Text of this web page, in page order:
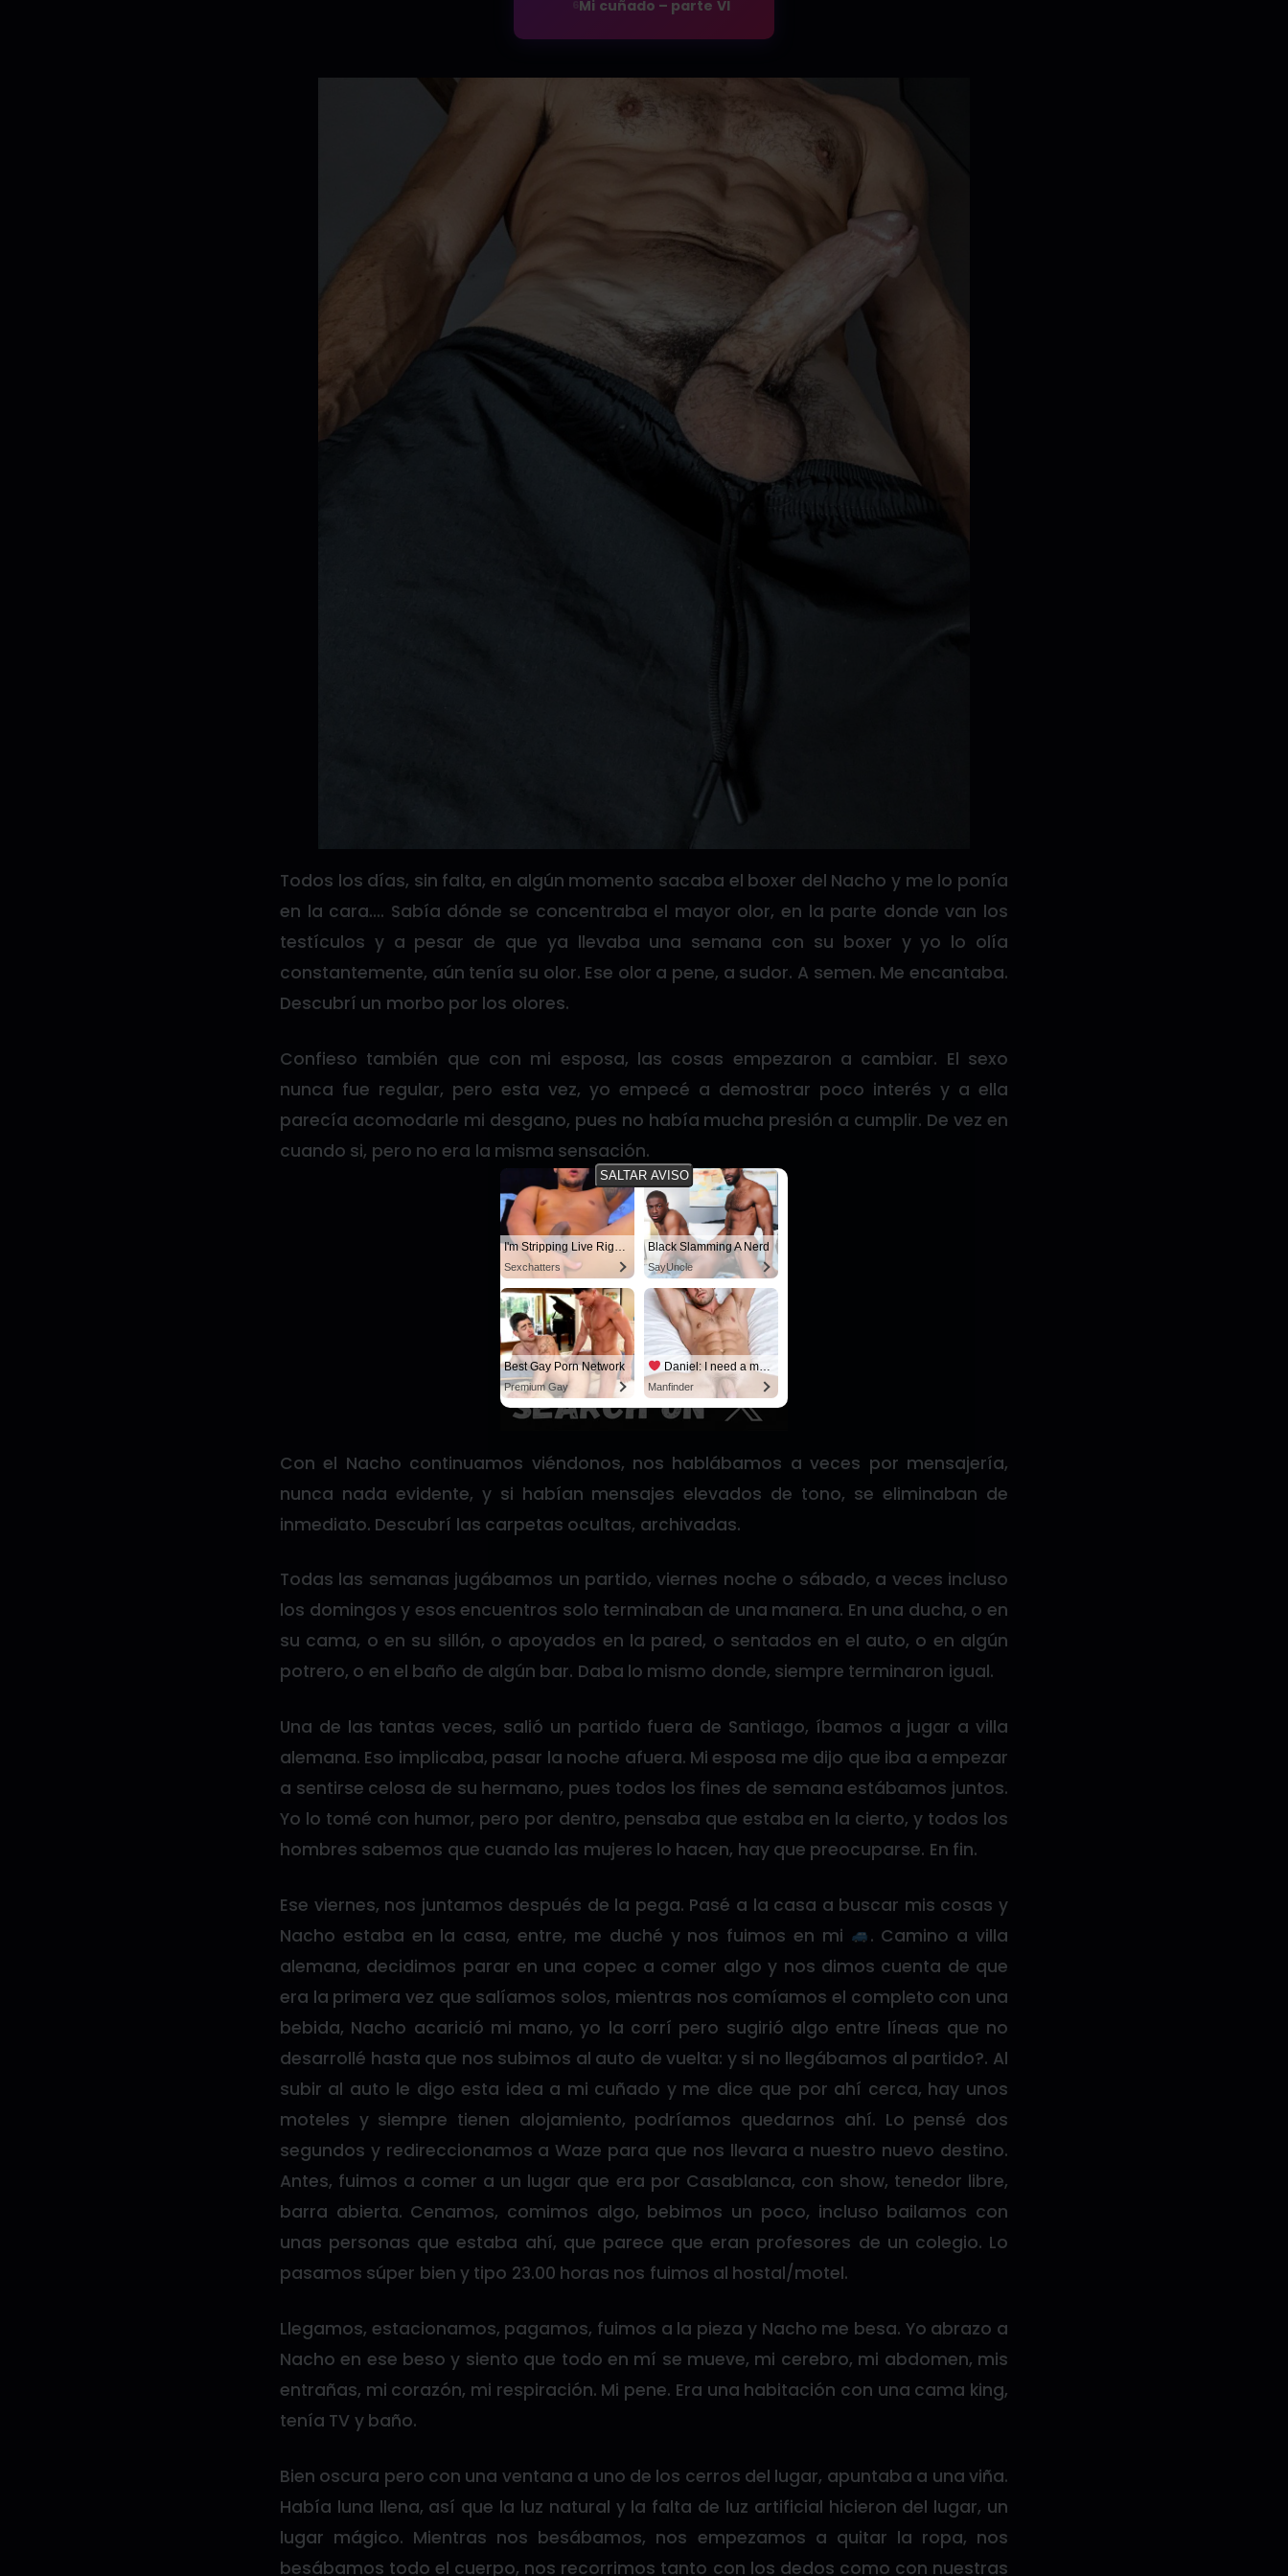
Mi cuñado – parte VI
Todos los días, sin falta, en algún momento sacaba el boxer del Nacho y me lo ponía
en la cara…. Sabía dónde se concentraba el mayor olor, en la parte donde van los
testículos y a pesar de que ya llevaba una semana con su boxer y yo lo olía
constantemente, aún tenía su olor. Ese olor a pene, a sudor. A semen. Me encantaba.
Descubrí un morbo por los olores.
Confieso también que con mi esposa, las cosas empezaron a cambiar. El sexo
nunca fue regular, pero esta vez, yo empecé a demostrar poco interés y a ella
parecía acomodarle mi desgano, pues no había mucha presión a cumplir. De vez en
cuando si, pero no era la misma sensación.
Con el Nacho continuamos viéndonos, nos hablábamos a veces por mensajería,
nunca nada evidente, y si habían mensajes elevados de tono, se eliminaban de
inmediato. Descubrí las carpetas ocultas, archivadas.
Todas las semanas jugábamos un partido, viernes noche o sábado, a veces incluso
los domingos y esos encuentros solo terminaban de una manera. En una ducha, o en
su cama, o en su sillón, o apoyados en la pared, o sentados en el auto, o en algún
potrero, o en el baño de algún bar. Daba lo mismo donde, siempre terminaron igual.
Una de las tantas veces, salió un partido fuera de Santiago, íbamos a jugar a villa
alemana. Eso implicaba, pasar la noche afuera. Mi esposa me dijo que iba a empezar
a sentirse celosa de su hermano, pues todos los fines de semana estábamos juntos.
Yo lo tomé con humor, pero por dentro, pensaba que estaba en la cierto, y todos los
hombres sabemos que cuando las mujeres lo hacen, hay que preocuparse. En fin.
Ese viernes, nos juntamos después de la pega. Pasé a la casa a buscar mis cosas y
Nacho estaba en la casa, entre, me duché y nos fuimos en mi
. Camino a villa
alemana, decidimos parar en una copec a comer algo y nos dimos cuenta de que
era la primera vez que salíamos solos, mientras nos comíamos el completo con una
bebida, Nacho acarició mi mano, yo la corrí pero sugirió algo entre líneas que no
desarrollé hasta que nos subimos al auto de vuelta: y si no llegábamos al partido?. Al
subir al auto le digo esta idea a mi cuñado y me dice que por ahí cerca, hay unos
moteles y siempre tienen alojamiento, podríamos quedarnos ahí. Lo pensé dos
segundos y redireccionamos a Waze para que nos llevara a nuestro nuevo destino.
Antes, fuimos a comer a un lugar que era por Casablanca, con show, tenedor libre,
barra abierta. Cenamos, comimos algo, bebimos un poco, incluso bailamos con
unas personas que estaba ahí, que parece que eran profesores de un colegio. Lo
pasamos súper bien y tipo 23.00 horas nos fuimos al hostal/motel.
Llegamos, estacionamos, pagamos, fuimos a la pieza y Nacho me besa. Yo abrazo a
Nacho en ese beso y siento que todo en mí se mueve, mi cerebro, mi abdomen, mis
entrañas, mi corazón, mi respiración. Mi pene. Era una habitación con una cama king,
tenía TV y baño.
Bien oscura pero con una ventana a uno de los cerros del lugar, apuntaba a una viña.
Había luna llena, así que la luz natural y la falta de luz artificial hicieron del lugar, un
lugar mágico. Mientras nos besábamos, nos empezamos a quitar la ropa, nos
besábamos todo el cuerpo, nos recorrimos tanto con los dedos como con nuestras
I'm Stripping Live Right Now
Sexchatters
Black Slamming A Nerd
SayUncle
Best Gay Porn Network
Premium Gay
Daniel: I need a man for a spicy night...
Manfinder
SALTAR AVISO